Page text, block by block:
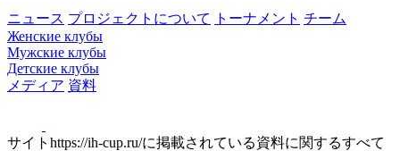
ニュース プロジェクトについて トーナメント チーム
Женские клубы
Мужские клубы
Детские клубы
メディア 資料
サイトhttps://ih-cup.ru/に掲載されている資料に関するすべて